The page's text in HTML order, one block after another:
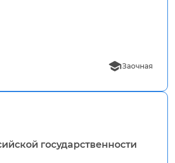
Заочная
государственности